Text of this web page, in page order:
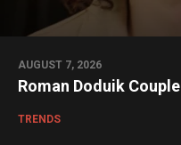
AUGUST 7, 2026
Roman Doduik Couple
TRENDS